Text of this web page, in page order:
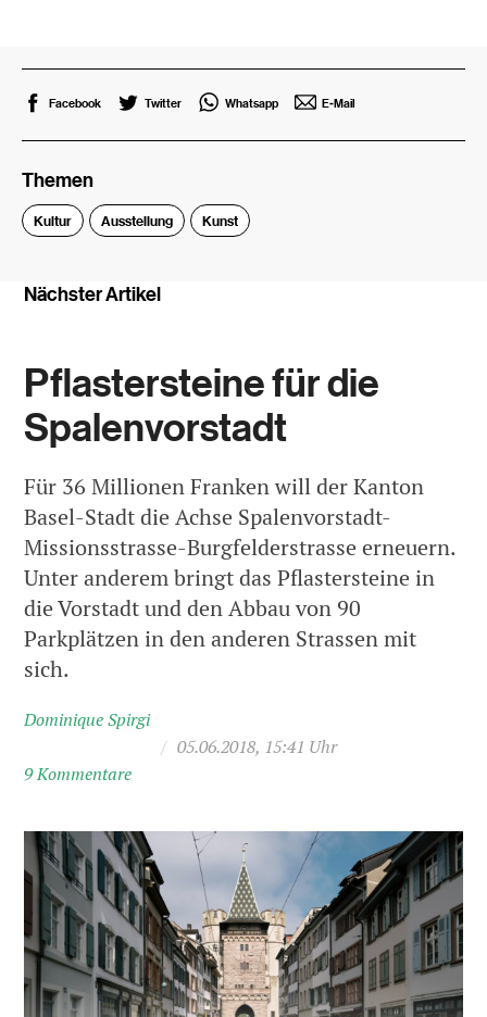
Facebook Twitter Whatsapp E-Mail
Themen
Kultur Ausstellung Kunst
Nächster Artikel
Pflastersteine für die
Spalenvorstadt
Für 36 Millionen Franken will der Kanton
Basel-Stadt die Achse Spalenvorstadt-
Missionsstrasse-Burgfelderstrasse erneuern.
Unter anderem bringt das Pflastersteine in
die Vorstadt und den Abbau von 90
Parkplätzen in den anderen Strassen mit
sich.
Dominique Spirgi
/ 05.06.2018, 15:41 Uhr
9 Kommentare